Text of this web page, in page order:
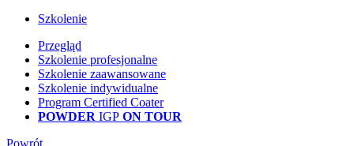
Szkolenie
Przegląd
Szkolenie profesjonalne
Szkolenie zaawansowane
Szkolenie indywidualne
Program Certified Coater
POWDER IGP ON TOUR
Powrót